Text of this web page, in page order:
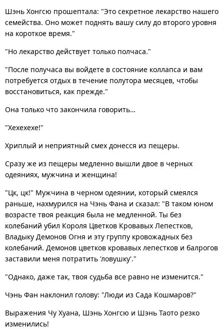
Шэнь Хонгсю прошептала: "Это секретное лекарство нашего
семейства. Оно может поднять вашу силу до второго уровня
на короткое время."
"Но лекарство действует только полчаса."
"После получаса вы войдете в состояние коллапса и вам
потребуется отдых в течение полутора месяцев, чтобы
восстановиться, как прежде."
Она только что закончила говорить…
"Хехехехе!"
Хриплый и неприятный смех донесся из пещеры.
Сразу же из пещеры медленно вышли двое в черных
одеяниях, мужчина и женщина!
"Цк, цк!" Мужчина в черном одеянии, который смеялся
раньше, нахмурился на Чэнь Фана и сказал: "В таком юном
возрасте твоя реакция была не медленной. Ты без
колебаний убил Короля Цветков Кровавых Лепестков,
Владыку Демонов Огня и эту группу кровожадных без
колебаний. Демонов цветков кровавых лепестков и балрогов
заставили меня потратить 'ловушку'."
"Однако, даже так, твоя судьба все равно не изменится."
Чэнь Фан наклонил голову: "Люди из Сада Кошмаров?"
Выражения Чу Хуана, Шэнь Хонгсю и Шэнь Таото резко
изменились!